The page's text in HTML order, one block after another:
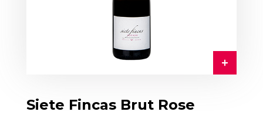
Siete Fincas Brut Rose